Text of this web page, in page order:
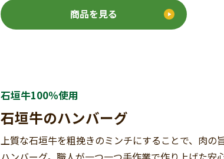
商品を見る
石垣牛100％使用
石垣牛のハンバーグ
上質な石垣牛を粗挽きのミンチにすることで、肉の